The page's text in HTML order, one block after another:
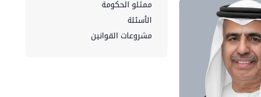
ممثلو الحكومة
الأسئلة
مشروعات القوانين